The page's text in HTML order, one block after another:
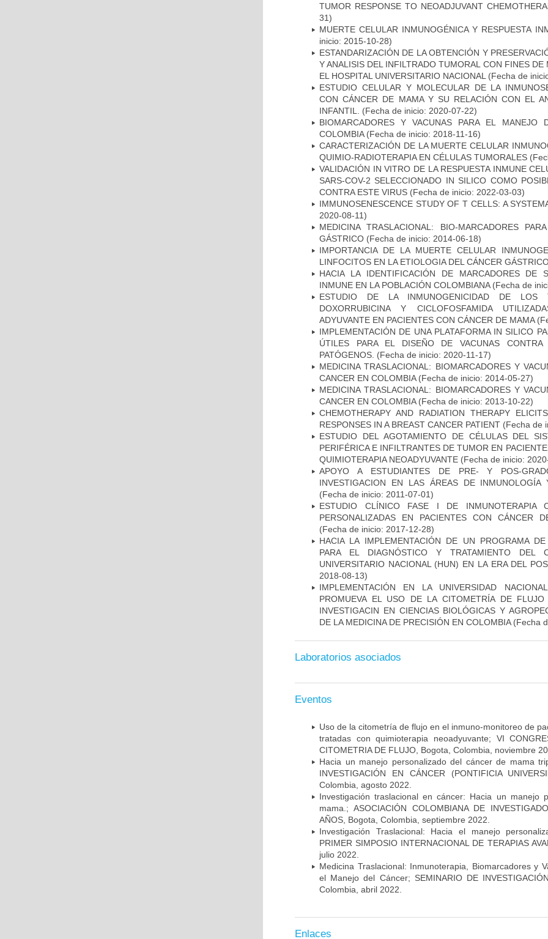
TUMOR RESPONSE TO NEOADJUVANT
31)
MUERTE CELULAR INMUNOGÉNICA Y RESPUESTA
inicio: 2015-10-28)
ESTANDARIZACIÓN DE LA OBTENCIÓN Y
Y ANALISIS DEL INFILTRADO TUMORAL CON FINES DE
EL HOSPITAL UNIVERSITARIO NACIONAL (Fecha de
ESTUDIO CELULAR Y MOLECULAR DE LA
CON CÁNCER DE MAMA Y SU RELACIÓN CON EL
INFANTIL.
(Fecha de inicio: 2020-07-22)
BIOMARCADORES Y VACUNAS PARA EL MANEJO
COLOMBIA(Fecha de inicio: 2018-11-16)
CARACTERIZACIÓN DE LA MUERTE CELULAR
QUIMIO-RADIOTERAPIA EN CÉLULAS TUMORALES
VALIDACIÓN IN VITRO DE LA RESPUESTA INMUNE
SARS-COV-2 SELECCIONADO IN SILICO COMO
CONTRA ESTE VIRUS (Fecha de inicio: 2022-03-03)
IMMUNOSENESCENCE STUDY OF T CELLS: A
2020-08-11)
MEDICINA TRASLACIONAL: BIO-MARCADORES
GÁSTRICO (Fecha de inicio: 2014-06-18)
IMPORTANCIA DE LA MUERTE CELULAR
LINFOCITOS EN LA ETIOLOGIA DEL CÁNCER
HACIA LA IDENTIFICACIÓN DE MARCADORES DE
INMUNE EN LA POBLACIÓN COLOMBIANA(Fecha de
ESTUDIO DE LA INMUNOGENICIDAD DE LOS
DOXORRUBICINA Y CICLOFOSFAMIDA
ADYUVANTE EN PACIENTES CON CÁNCER DE MAMA
IMPLEMENTACIÓN DE UNA PLATAFORMA IN SILICO
ÚTILES PARA EL DISEÑO DE VACUNAS
PATÓGENOS. (Fecha de inicio: 2020-11-17)
MEDICINA TRASLACIONAL: BIOMARCADORES Y
CANCER EN COLOMBIA(Fecha de inicio: 2014-05-27)
MEDICINA TRASLACIONAL: BIOMARCADORES Y
CANCER EN COLOMBIA(Fecha de inicio: 2013-10-22)
CHEMOTHERAPY AND RADIATION THERAPY
RESPONSES IN A BREAST CANCER PATIENT (Fecha de
ESTUDIO DEL AGOTAMIENTO DE CÉLULAS DEL
PERIFÉRICA E INFILTRANTES DE TUMOR EN
QUIMIOTERAPIA NEOADYUVANTE (Fecha de inicio:
APOYO A ESTUDIANTES DE PRE- Y POS-
INVESTIGACION EN LAS ÁREAS DE INMUNOLOGÍA
(Fecha de inicio: 2011-07-01)
ESTUDIO CLÍNICO FASE I DE INMUNOTERAPIA
PERSONALIZADAS EN PACIENTES CON CÁNCER
(Fecha de inicio: 2017-12-28)
HACIA LA IMPLEMENTACIÓN DE UN PROGRAMA
PARA EL DIAGNÓSTICO Y TRATAMIENTO DEL
UNIVERSITARIO NACIONAL (HUN) EN LA ERA DEL
2018-08-13)
IMPLEMENTACIÓN EN LA UNIVERSIDAD
PROMUEVA EL USO DE LA CITOMETRÍA DE FLUJO
INVESTIGACIN EN CIENCIAS BIOLÓGICAS Y
DE LA MEDICINA DE PRECISIÓN EN COLOMBIA(Fecha
Laboratorios asociados
Eventos
Uso de la citometría de flujo en el inmuno-monitoreo de
tratadas con quimioterapia neoadyuvante; VI
CITOMETRIA DE FLUJO, Bogota, Colombia, noviembre
Hacia un manejo personalizado del cáncer de mama
INVESTIGACIÓN EN CÁNCER (PONTIFICIA
Colombia, agosto 2022.
Investigación traslacional en cáncer: Hacia un manejo
mama.; ASOCIACIÓN COLOMBIANA DE
AÑOS, Bogota, Colombia, septiembre 2022.
Investigación Traslacional: Hacia el manejo
PRIMER SIMPOSIO INTERNACIONAL DE TERAPIAS
julio 2022.
Medicina Traslacional: Inmunoterapia, Biomarcadores y
el Manejo del Cáncer; SEMINARIO DE
Colombia, abril 2022.
Enlaces